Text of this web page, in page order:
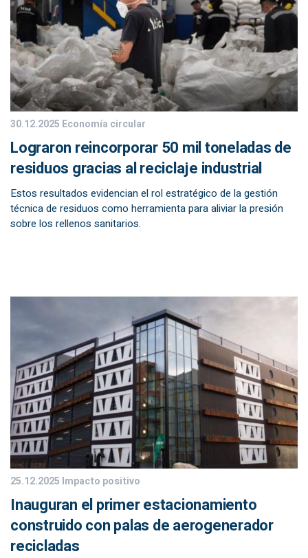
30.12.2025 Economía circular
Lograron reincorporar 50 mil toneladas de
residuos gracias al reciclaje industrial
Estos resultados evidencian el rol estratégico de la gestión
técnica de residuos como herramienta para aliviar la presión
sobre los rellenos sanitarios.
25.12.2025 Impacto positivo
Inauguran el primer estacionamiento
construido con palas de aerogenerador
recicladas